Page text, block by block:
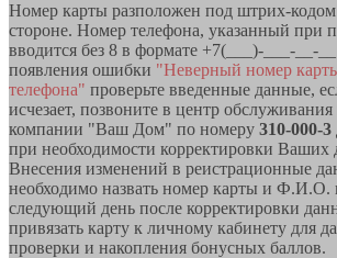
Номер карты разположен под штрих-кодом
стороне. Номер телефона, указанный при
вводится без 8 в формате +7(___)-___-__-
появления ошибки "Неверный номер
телефона" проверьте введенные данные,
исчезает, позвоните в центр
компании "Ваш Дом" по номеру 310-000-3
при необходимости корректировки
Внесения изменений в реистрационные
необходимо назвать номер карты и Ф.И.О.
следующий день после корректировки
привязать карту к личному кабинету для
проверки и накопления бонусных баллов.